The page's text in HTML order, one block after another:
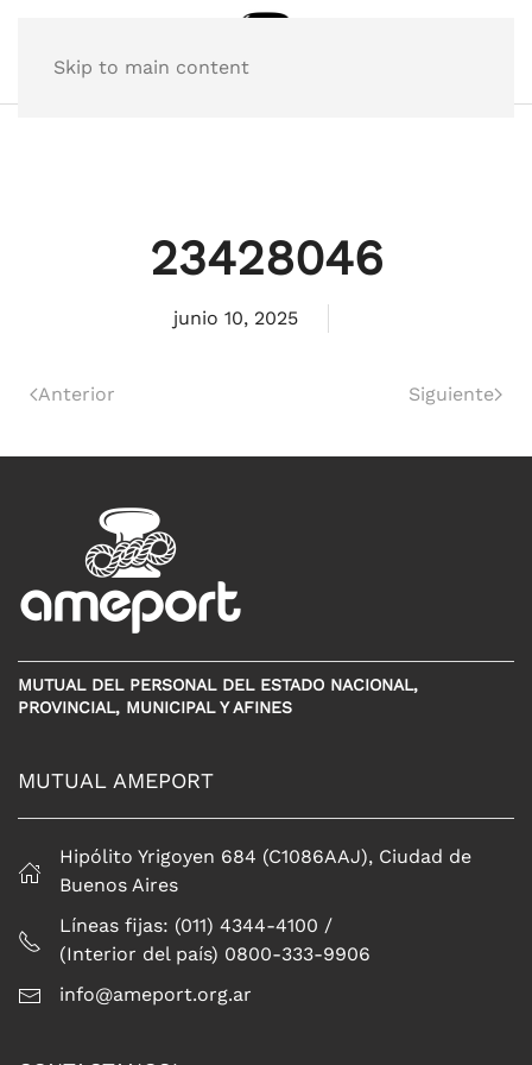
Skip to main content
23428046
junio 10, 2025
Anterior Siguiente
MUTUAL DEL PERSONAL DEL ESTADO NACIONAL,
PROVINCIAL, MUNICIPAL Y AFINES
MUTUAL AMEPORT
Hipólito Yrigoyen 684 (C1086AAJ), Ciudad de
Buenos Aires
Líneas fijas: (011) 4344-4100 /
(Interior del país) 0800-333-9906
info@ameport.org.ar